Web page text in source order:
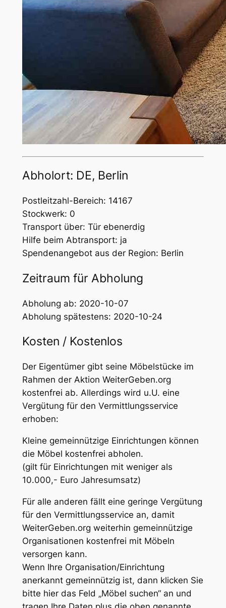
Abholort: DE, Berlin
Postleitzahl-Bereich: 14167
Stockwerk: 0
Transport über: Tür ebenerdig
Hilfe beim Abtransport: ja
Spendenangebot aus der Region: Berlin
Zeitraum für Abholung
Abholung ab: 2020-10-07
Abholung spätestens: 2020-10-24
Kosten / Kostenlos
Der Eigentümer gibt seine Möbelstücke im
Rahmen der Aktion WeiterGeben.org
kostenfrei ab. Allerdings wird u.U. eine
Vergütung für den Vermittlungsservice
erhoben:
Kleine gemeinnützige Einrichtungen können
die Möbel kostenfrei abholen.
(gilt für Einrichtungen mit weniger als
10.000,- Euro Jahresumsatz)
Für alle anderen fällt eine geringe Vergütung
für den Vermittlungsservice an, damit
WeiterGeben.org weiterhin gemeinnützige
Organisationen kostenfrei mit Möbeln
versorgen kann.
Wenn Ihre Organisation/Einrichtung
anerkannt gemeinnützig ist, dann klicken Sie
bitte hier das Feld „Möbel suchen“ an und